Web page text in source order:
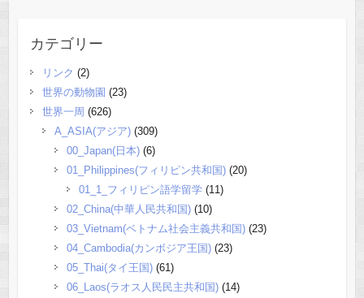
カテゴリー
リンク (2)
世界の動物園 (23)
世界一周 (626)
A_ASIA(アジア)(309)
00_Japan(日本)(6)
01_Philippines(フィリピン共和国)(20)
01_1_フィリピン語学留学(11)
02_China(中華人民共和国)(10)
03_Vietnam(ベトナム社会主義共和国)(23)
04_Cambodia(カンボジア王国)(23)
05_Thai(タイ王国)(61)
06_Laos(ラオス人民民主共和国)(14)